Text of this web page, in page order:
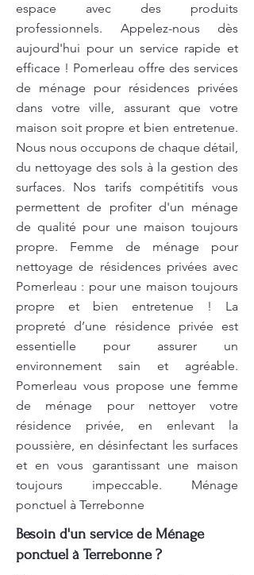
espace avec des produits
professionnels. Appelez-nous dès
aujourd'hui pour un service rapide et
efficace ! Pomerleau offre des services
de ménage pour résidences privées
dans votre ville, assurant que votre
maison soit propre et bien entretenue.
Nous nous occupons de chaque détail,
du nettoyage des sols à la gestion des
surfaces. Nos tarifs compétitifs vous
permettent de profiter d'un ménage
de qualité pour une maison toujours
propre. Femme de ménage pour
nettoyage de résidences privées avec
Pomerleau : pour une maison toujours
propre et bien entretenue ! La
propreté d’une résidence privée est
essentielle pour assurer un
environnement sain et agréable.
Pomerleau vous propose une femme
de ménage pour nettoyer votre
résidence privée, en enlevant la
poussière, en désinfectant les surfaces
et en vous garantissant une maison
toujours impeccable. Ménage
ponctuel à Terrebonne
Besoin d'un service de Ménage
ponctuel à Terrebonne ?